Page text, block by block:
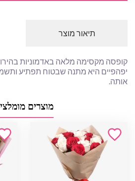
תיאור מוצר
קופסה מקסימה מלאה באדמוניות בהירות
יפהפיים היא מתנה שבטוח תפתיע
אותה.
מוצרים